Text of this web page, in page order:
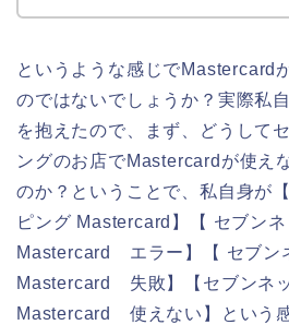
というような感じでMastercard
のではないでしょうか？実際私
を抱えたので、まず、どうして
ングのお店でMastercardが使え
のか？ということで、私自身が
ピング Mastercard】【 セブン
Mastercard エラー】【 セブン
Mastercard 失敗】【セブンネ
Mastercard 使えない】という